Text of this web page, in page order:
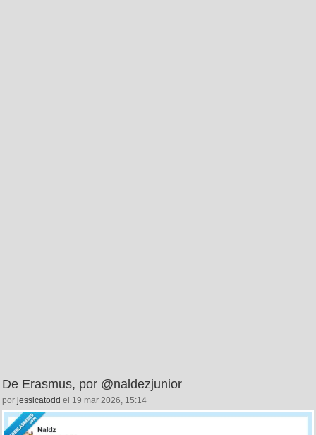
De Erasmus, por @naldezjunior
por jessicatodd el 19 mar 2026, 15:14